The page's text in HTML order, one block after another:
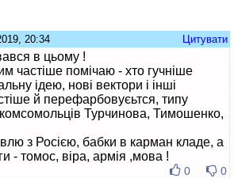
20:34 Цитувати
в цьому !
частіше помічаю - хто гучніше
ідею, нові вектори і інші
й перефарбовуєьтся, типу
комсомольців Турчинова, Тимошенко,
з Росією, бабки в карман кладе, а
- томос, віра, армія ,мова !
0 0